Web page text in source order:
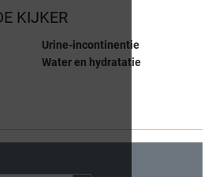
KIJKER
Urine-incontinentie
Water en hydratatie